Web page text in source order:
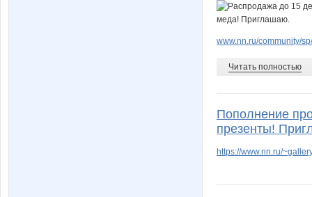
www.nn.ru/community/
Читать полностью
Пополнение
презенты!
https://www.nn.ru/